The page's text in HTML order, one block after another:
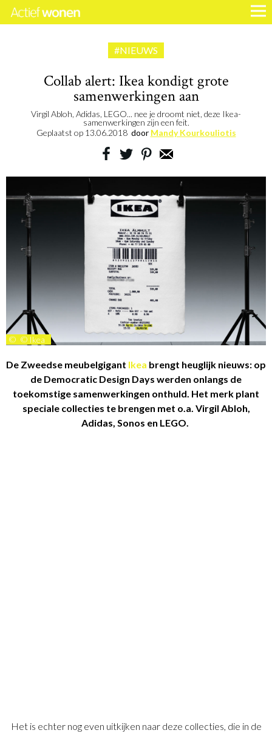
#NIEUWS
Collab alert: Ikea kondigt grote
samenwerkingen aan
Virgil Abloh, Adidas, LEGO... nee je droomt niet, deze Ikea-
samenwerkingen zijn een feit.
Geplaatst op 13.06.2018 door Mandy Kourkouliotis
© © Ikea
De Zweedse meubelgigant Ikea brengt heuglijk nieuws: op
de Democratic Design Days werden onlangs de
toekomstige samenwerkingen onthuld. Het merk plant
speciale collecties te brengen met o.a. Virgil Abloh,
Adidas, Sonos en LEGO.
Het is echter nog even uitkijken naar deze collecties, die in de